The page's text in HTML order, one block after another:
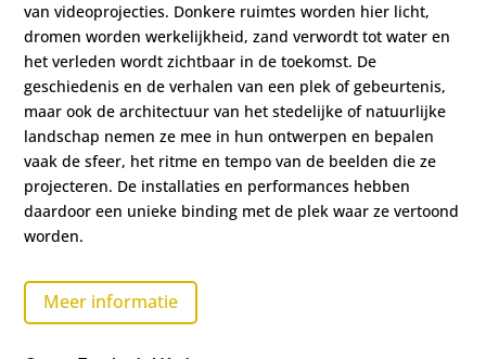
van videoprojecties. Donkere ruimtes worden hier licht,
dromen worden werkelijkheid, zand verwordt tot water en
het verleden wordt zichtbaar in de toekomst. De
geschiedenis en de verhalen van een plek of gebeurtenis,
maar ook de architectuur van het stedelijke of natuurlijke
landschap nemen ze mee in hun ontwerpen en bepalen
vaak de sfeer, het ritme en tempo van de beelden die ze
projecteren. De installaties en performances hebben
daardoor een unieke binding met de plek waar ze vertoond
worden.
Meer informatie